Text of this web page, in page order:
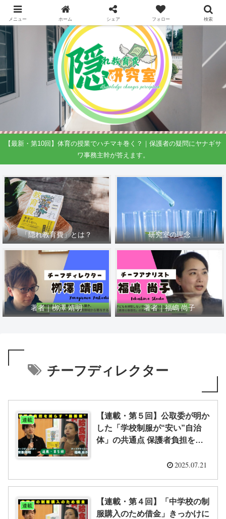
【最新・第10回】体育の授業でハチマキ巻く？｜保護者の疑問にヤナギサ
ワ事務主幹が答えます。
「隠れ教育費」とは？ 研究室の理念
著者｜栁澤 靖明 著者｜福嶋 尚子
チーフディレクター
連載
【連載・第５回】公取委が明か
した「学校制服が“安い”自治
体」の共通点 保護者負担を減
｜「隠れ教育費」研究室2025.07.21
連載
【連載・第４回】「中学校の制
服購入のため借金」きっかけに
メニュー ホーム シェア フォロー 検索